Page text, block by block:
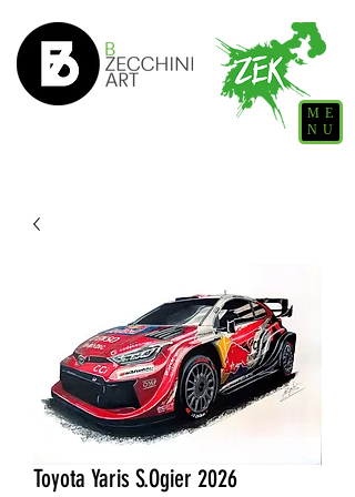
ME
NU
Toyota Yaris S.Ogier 2026